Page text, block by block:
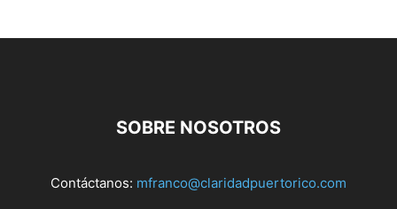
SOBRE NOSOTROS
Contáctanos: mfranco@claridadpuertorico.com